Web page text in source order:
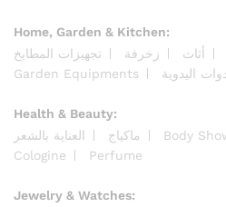
Home, Garden & Kitchen:
تجهيزات المطابخ
زخرفة أثاث
Garden Equipments
اليدوية
Health & Beauty:
العناية بالشعر
ماكياج Body
Cologine
Perfume
Jewelry & Watches: